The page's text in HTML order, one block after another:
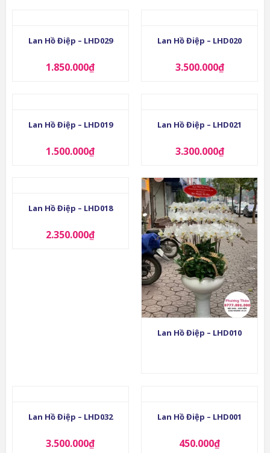
Lan Hồ Điệp – LHD029
1.850.000₫
Lan Hồ Điệp – LHD020
3.500.000₫
Lan Hồ Điệp – LHD019
1.500.000₫
Lan Hồ Điệp – LHD021
3.300.000₫
Lan Hồ Điệp – LHD018
2.350.000₫
Lan Hồ Điệp – LHD010
Lan Hồ Điệp – LHD032
3.500.000₫
Lan Hồ Điệp – LHD001
450.000₫